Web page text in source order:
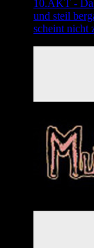
10.AKT -
und steil
scheint nicht